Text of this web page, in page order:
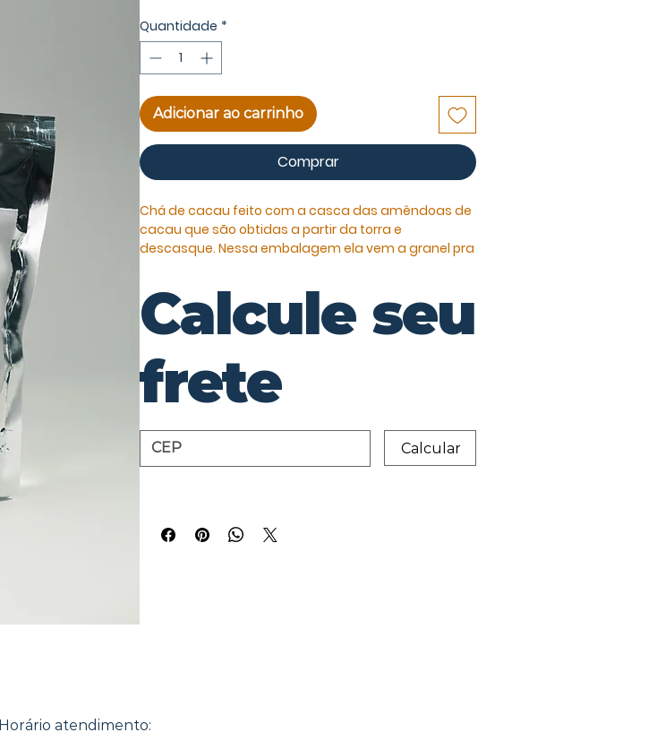
Quantidade *
Adicionar ao carrinho
Comprar
Chá de cacau feito com a casca das amêndoas de
cacau que são obtidas a partir da torra e
descasque. Nessa embalagem ela vem a granel pra
Origem das amêndoas: Espirito Santo - ES
Aroma: amêndoa tostada, chocolate quente.
A embalagem contém 150g
Não contém glúten.
Não contém lactose.
Calcule seu
frete
Calcular
Horário atendimento: